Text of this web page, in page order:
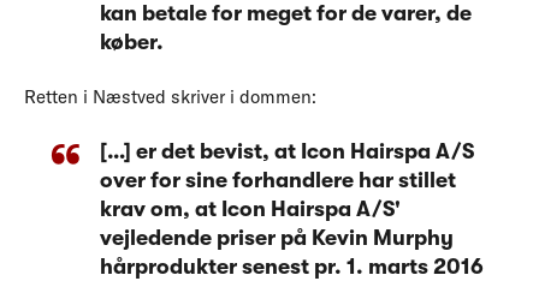
kan betale for meget for de varer, de
køber.
Retten i Næstved skriver i dommen:
[…] er det bevist, at Icon Hairspa A/S
over for sine forhandlere har stillet
krav om, at Icon Hairspa A/S'
vejledende priser på Kevin Murphy
hårprodukter senest pr. 1. marts 2016